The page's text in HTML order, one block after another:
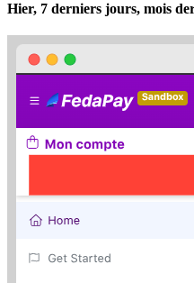
Hier, 7 derniers jours, mois